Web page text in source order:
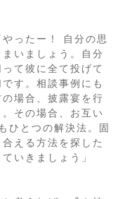
やったー！ 自分の思
いましょう。自分
て彼に全て投げて
す。相談事例にも
場合、披露宴を行
その場合、お互い
ひとつの解決法。固
える方法を探した
いきましょう」